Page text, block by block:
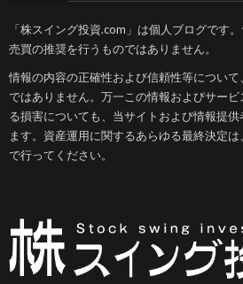
「株スイング投資.com」は個人ブログです
売買の推奨を行うものではありません。
情報の内容の正確性および信頼性等につい
ではありません。万一この情報およびサー
る損害についても、当サイトおよび情報提
ます。資産運用に関するあらゆる最終決定
で行ってください。